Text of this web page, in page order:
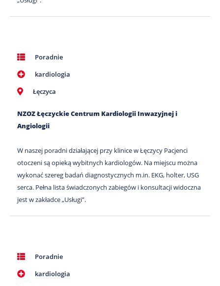
Poradnie
kardiologia
Łęczyca
NZOZ Łęczyckie Centrum Kardiologii Inwazyjnej i
Angiologii
W naszej poradni działającej przy klinice w Łęczycy Pacjenci
otoczeni są opieką wybitnych kardiologów. Na miejscu można
wykonać szereg badań diagnostycznych m.in. EKG, holter, USG
serca. Pełna lista świadczonych zabiegów i konsultacji widoczna
jest w zakładce „Usługi”.
Poradnie
kardiologia